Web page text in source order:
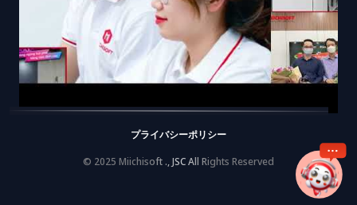
© 2025 Miichisoft ., JSC All Rights Reserved
プライバシーポリシー